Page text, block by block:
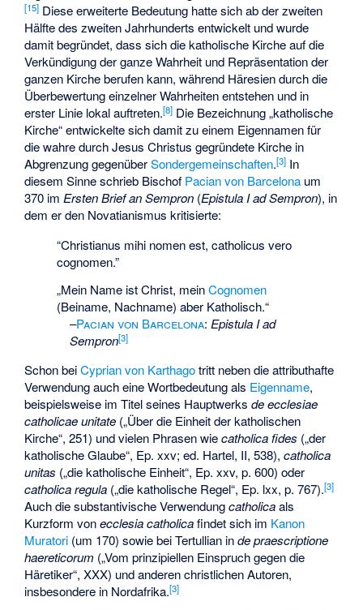
[15] Diese erweiterte Bedeutung hatte sich ab der zweiten
Hälfte des zweiten Jahrhunderts entwickelt und wurde
damit begründet, dass sich die katholische Kirche auf die
Verkündigung der ganze Wahrheit und Repräsentation der
ganzen Kirche berufen kann, während Häresien durch die
Überbewertung einzelner Wahrheiten entstehen und in
erster Linie lokal auftreten.[8] Die Bezeichnung „katholische
Kirche“ entwickelte sich damit zu einem Eigennamen für
die wahre durch Jesus Christus gegründete Kirche in
Abgrenzung gegenüberSondergemeinschaften.[3] In
diesem Sinne schrieb Bischof Pacian von Barcelona um
370 imErsten Brief an Sempron (Epistula I ad Sempron), in
dem er den Novatianismus kritisierte:
“Christianus mihi nomen est, catholicus vero
cognomen.”
„Mein Name ist Christ, meinCognomen
(Beiname, Nachname) aber Katholisch.“
–Pacian von Barcelona: Epistula I ad
Sempron[3]
Schon beiCyprian von Karthagotritt neben die attributhafte
Verwendung auch eine Wortbedeutung als Eigenname,
beispielsweise im Titel seines Hauptwerksde ecclesiae
catholicae unitate („Über die Einheit der katholischen
Kirche“, 251) und vielen Phrasen wiecatholica fides („der
katholische Glaube“, Ep. xxv; ed. Hartel, II, 538),catholica
unitas („die katholische Einheit“, Ep. xxv, p. 600) oder
catholica regula („die katholische Regel“, Ep. lxx, p. 767).[3]
Auch die substantivische Verwendungcatholicaals
Kurzform vonecclesia catholicafindet sich im Kanon
Muratori (um 170) sowie bei Tertullian inde praescriptione
haereticorum („Vom prinzipiellen Einspruch gegen die
Häretiker“, XXX) und anderen christlichen Autoren,
insbesondere in Nordafrika.[3]